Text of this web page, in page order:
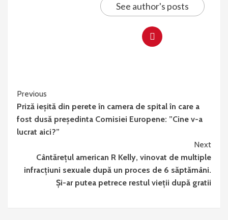
See author's posts
Continue
Reading
Previous
Priză ieșită din perete în camera de spital în care a
fost dusă președinta Comisiei Europene: ”Cine v-a
lucrat aici?”
Next
Cântărețul american R Kelly, vinovat de multiple
infracțiuni sexuale după un proces de 6 săptămâni.
Și-ar putea petrece restul vieții după gratii